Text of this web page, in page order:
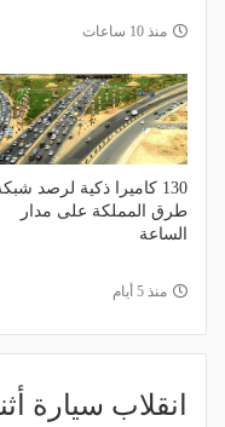
منذ 10 ساعات
130 كاميرا ذكية لرصد
طرق المملكة على مدار
الساعة
منذ 5 أيام
انقلاب سيارة